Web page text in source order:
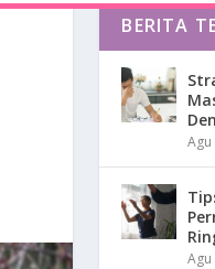
BERITA
Agu
Agu